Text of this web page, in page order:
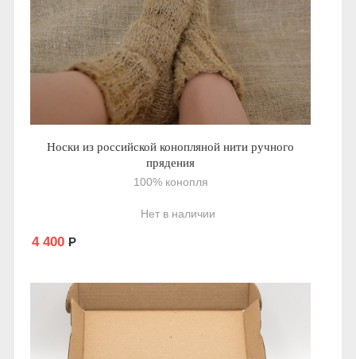
Носки из российской конопляной нити ручного
прядения
100% конопля
Нет в наличии
4 400 Р